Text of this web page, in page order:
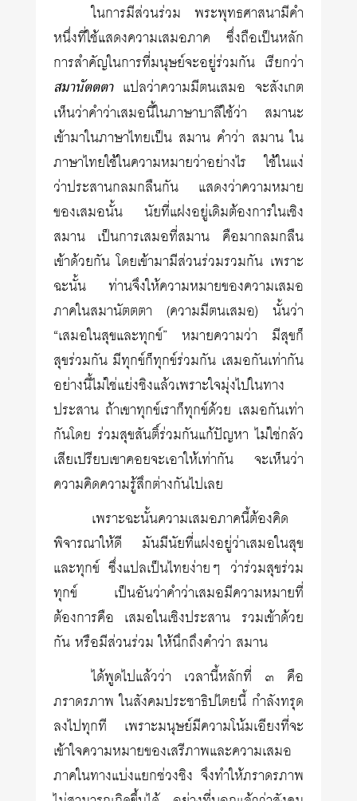
ในการมีส่วนร่วม พระพุทธศาสนามีคำ
หนึ่งที่ใช้แสดงความเสมอภาค ซึ่งถือเป็นหลัก
การสำคัญในการที่มนุษย์จะอยู่ร่วมกัน เรียกว่า
สมานัตตตาแปลว่าความมีตนเสมอ จะสังเกต
เห็นว่าคำว่าเสมอนี้ในภาษาบาลีใช้ว่า สมานะ
เข้ามาในภาษาไทยเป็น สมาน คำว่า สมาน ใน
ภาษาไทยใช้ในความหมายว่าอย่างไร ใช้ในแง่
ว่าประสานกลมกลืนกัน แสดงว่าความหมาย
ของเสมอนั้น นัยที่แฝงอยู่เดิมต้องการในเชิง
สมาน เป็นการเสมอที่สมาน คือมากลมกลืน
เข้าด้วยกัน โดยเข้ามามีส่วนร่วมรวมกัน เพราะ
ฉะนั้น ท่านจึงให้ความหมายของความเสมอ
ภาคในสมานัตตตา (ความมีตนเสมอ) นั้นว่า
“เสมอในสุขและทุกข์” หมายความว่า มีสุขก็
สุขร่วมกัน มีทุกข์ก็ทุกข์ร่วมกัน เสมอกันเท่ากัน
อย่างนี้ไม่ใช่แย่งชิงแล้วเพราะใจมุ่งไปในทาง
ประสาน ถ้าเขาทุกข์เราก็ทุกข์ด้วย เสมอกันเท่า
กันโดย ร่วมสุขสันติ์ร่วมกันแก้ปัญหา ไม่ใช่กลัว
เสียเปรียบเขาคอยจะเอาให้เท่ากัน จะเห็นว่า
ความคิดความรู้สึกต่างกันไปเลย
เพราะฉะนั้นความเสมอภาคนี้ต้องคิด
พิจารณาให้ดี มันมีนัยที่แฝงอยู่ว่าเสมอในสุข
และทุกข์ ซึ่งแปลเป็นไทยง่ายๆ ว่าร่วมสุขร่วม
ทุกข์ เป็นอันว่าคำว่าเสมอมีความหมายที่
ต้องการคือ เสมอในเชิงประสาน รวมเข้าด้วย
กัน หรือมีส่วนร่วม ให้นึกถึงคำว่า สมาน
ได้พูดไปแล้วว่า เวลานี้หลักที่ ๓ คือ
ภราดรภาพ ในสังคมประชาธิปไตยนี้ กำลังทรุด
ลงไปทุกที เพราะมนุษย์มีความโน้มเอียงที่จะ
เข้าใจความหมายของเสรีภาพและความเสมอ
ภาคในทางแบ่งแยกช่วงชิง จึงทำให้ภราดรภาพ